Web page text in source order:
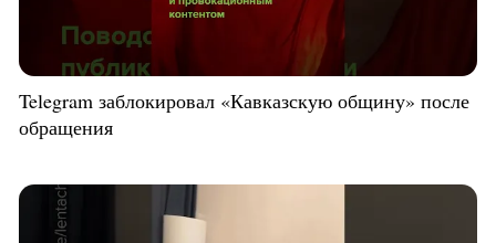
Telegram заблокировал «Кавказскую общину» после
обращения